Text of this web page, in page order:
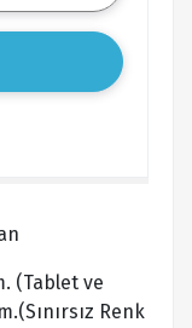
(Tablet ve
Renk